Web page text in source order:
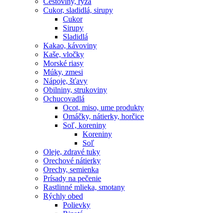
Cukor, sladidlá, sirupy
Cukor
Sirupy
Sladidlá
Kakao, kávoviny
Kaše, vločky
Morské riasy
Múky, zmesi
Nápoje, šťavy
Obilniny, strukoviny
Ochucovadlá
Ocot, miso, ume produkty
Omáčky, nátierky, horčice
Soľ, koreniny
Koreniny
Soľ
Oleje, zdravé tuky
Orechové nátierky
Orechy, semienka
Prísady na pečenie
Rastlinné mlieka, smotany
Rýchly obed
Polievky